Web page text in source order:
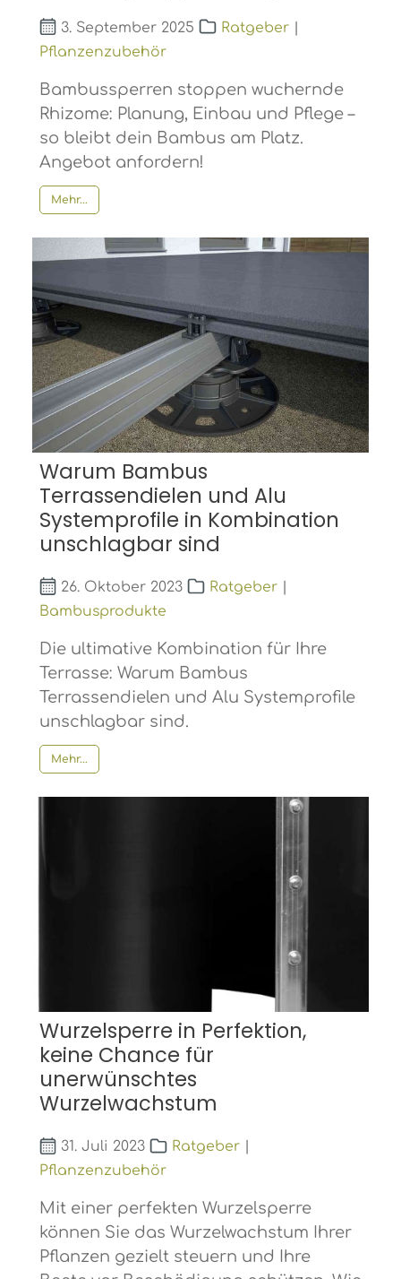
3. September 2025 Ratgeber|
Pflanzenzubehör
Bambussperren stoppen wuchernde
Rhizome: Planung, Einbau und Pflege –
so bleibt dein Bambus am Platz.
Angebot anfordern!
Mehr...
Warum Bambus
Terrassendielen und Alu
Systemprofile in Kombination
unschlagbar sind
26. Oktober 2023 Ratgeber|
Bambusprodukte
Die ultimative Kombination für Ihre
Terrasse: Warum Bambus
Terrassendielen und Alu Systemprofile
unschlagbar sind.
Mehr...
Wurzelsperre in Perfektion,
keine Chance für
unerwünschtes
Wurzelwachstum
31. Juli 2023 Ratgeber|
Pflanzenzubehör
Mit einer perfekten Wurzelsperre
können Sie das Wurzelwachstum Ihrer
Pflanzen gezielt steuern und Ihre